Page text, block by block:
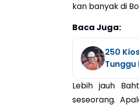
kan banyak di
Baca Juga:
250
Lebih jauh
seseorang.